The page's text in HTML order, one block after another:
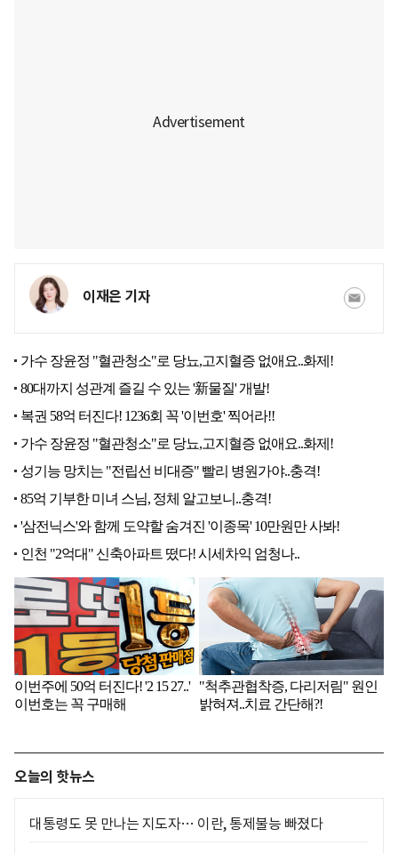
이재은 기자
오늘의 핫뉴스
대통령도 못 만나는 지도자… 이란, 통제불능 빠졌다